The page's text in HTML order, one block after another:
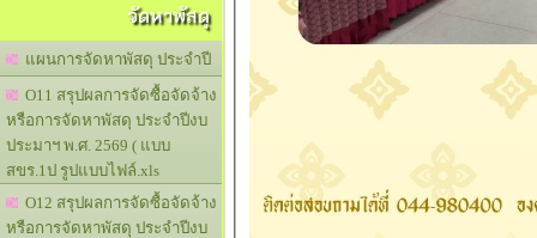
จัดหาพัสดุ
แผนการจัดหาพัสดุ ประจำปี
O11 สรุปผลการจัดซื้อจัดจ้าง
หรือการจัดหาพัสดุ ประจำปีงบ
ประมาฯ พ.ศ. 2569 ( แบบ
สขร.1ป รูปแบบไฟล์.xls
O12 สรุปผลการจัดซื้อจัดจ้าง
หรือการจัดหาพัสดุ ประจำปีงบ